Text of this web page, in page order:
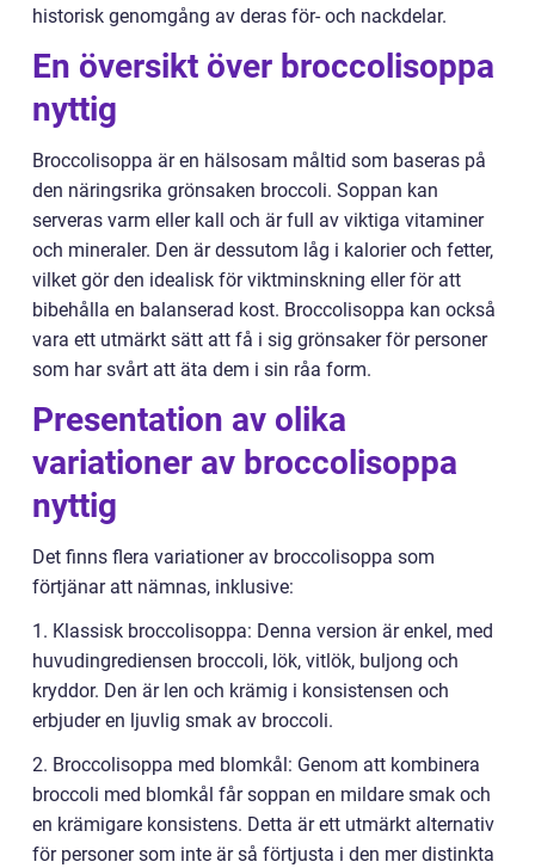
historisk genomgång av deras för- och nackdelar.
En översikt över broccolisoppa
nyttig
Broccolisoppa är en hälsosam måltid som baseras på
den näringsrika grönsaken broccoli. Soppan kan
serveras varm eller kall och är full av viktiga vitaminer
och mineraler. Den är dessutom låg i kalorier och fetter,
vilket gör den idealisk för viktminskning eller för att
bibehålla en balanserad kost. Broccolisoppa kan också
vara ett utmärkt sätt att få i sig grönsaker för personer
som har svårt att äta dem i sin råa form.
Presentation av olika
variationer av broccolisoppa
nyttig
Det finns flera variationer av broccolisoppa som
förtjänar att nämnas, inklusive:
1. Klassisk broccolisoppa: Denna version är enkel, med
huvudingrediensen broccoli, lök, vitlök, buljong och
kryddor. Den är len och krämig i konsistensen och
erbjuder en ljuvlig smak av broccoli.
2. Broccolisoppa med blomkål: Genom att kombinera
broccoli med blomkål får soppan en mildare smak och
en krämigare konsistens. Detta är ett utmärkt alternativ
för personer som inte är så förtjusta i den mer distinkta